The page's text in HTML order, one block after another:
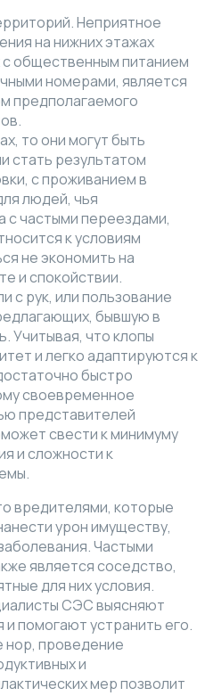
Неприятное
на нижних этажах
с общественным питанием
номерами, является
предполагаемого
то они могут быть
стать результатом
с проживанием в
людей, чья
с частыми переездами,
к условиям
не экономить на
и спокойствии.
с рук, или пользование
бывшую в
Учитывая, что клопы
и легко адаптируются к
быстро
своевременное
представителей
свести к минимуму
и сложности к
вредителями, которые
урон имуществу,
Частыми
является соседство,
для них условия.
СЭС выясняют
и помогают устранить его.
нор, проведение
и
мер позволит